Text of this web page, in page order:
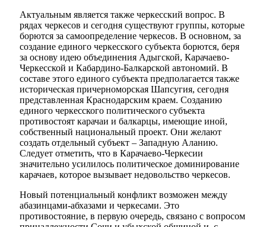
Актуальным является также черкесский вопрос. В
рядах черкесов и сегодня существуют группы, которые
борются за самоопределение черкесов. В основном, за
создание единого черкесского субъекта борются, беря
за основу идею объединения Адыгской, Карачаево-
Черкесской и Кабардино-Балкарской автономий. В
составе этого единого субъекта предполагается также
историческая причерноморская Шапсугия, сегодня
представленная Краснодарским краем. Созданию
единого черкесского политического субъекта
противостоят карачаи и балкарцы, имеющие иной,
собственный национальный проект. Они желают
создать отдельный субъект – Западную Аланию.
Следует отметить, что в Карачаево-Черкесии
значительно усилилось политическое доминирование
карачаев, которое вызывает недовольство черкесов.
Новый потенциальный конфликт возможен между
абазинцами-абхазами и черкесами. Это
противостояние, в первую очередь, связано с вопросом